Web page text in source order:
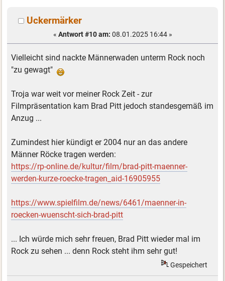
Uckermärker
« Antwort #10 am: 08.01.2025 16:44 »
Vielleicht sind nackte Männerwaden unterm Rock noch
"zu gewagt"
Troja war weit vor meiner Rock Zeit - zur
Filmpräsentation kam Brad Pitt jedoch standesgemäß im
Anzug ...
Zumindest hier kündigt er 2004 nur an das andere
Männer Röcke tragen werden:
https://rp-online.de/kultur/film/brad-pitt-maenner-
werden-kurze-roecke-tragen_aid-16905955
https://www.spielfilm.de/news/6461/maenner-in-
roecken-wuenscht-sich-brad-pitt
... Ich würde mich sehr freuen, Brad Pitt wieder mal im
Rock zu sehen ... denn Rock steht ihm sehr gut!
Gespeichert